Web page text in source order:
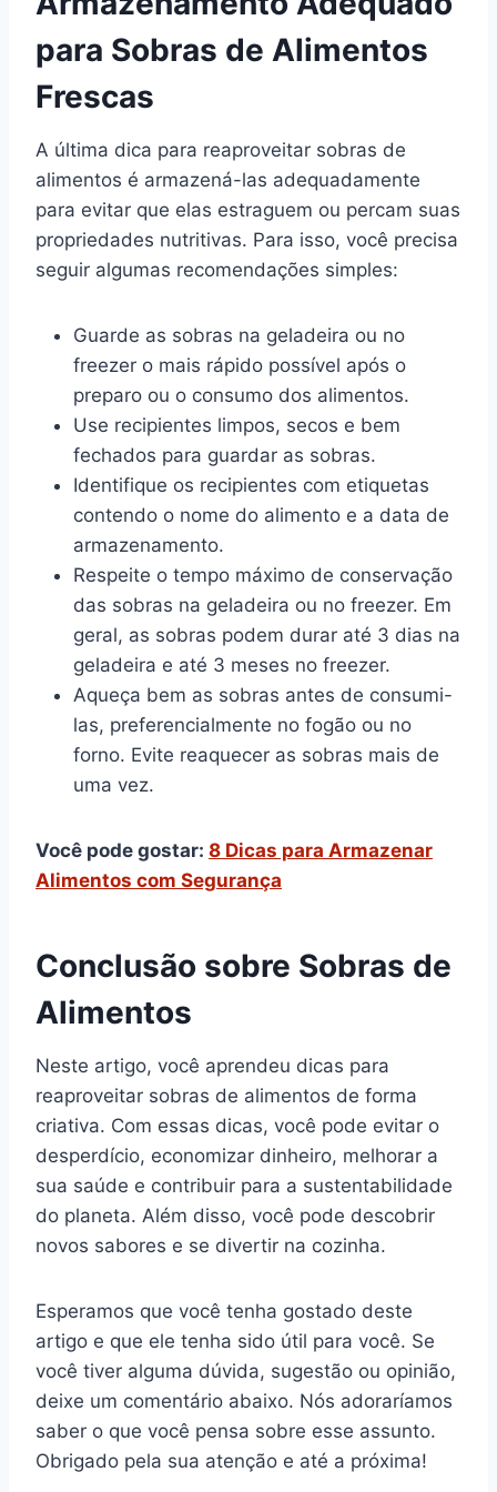
para Sobras de Alimentos
Frescas
A última dica para reaproveitar sobras de
alimentos é armazená-las adequadamente
para evitar que elas estraguem ou percam suas
propriedades nutritivas. Para isso, você precisa
seguir algumas recomendações simples:
Guarde as sobras na geladeira ou no
freezer o mais rápido possível após o
preparo ou o consumo dos alimentos.
Use recipientes limpos, secos e bem
fechados para guardar as sobras.
Identifique os recipientes com etiquetas
contendo o nome do alimento e a data de
armazenamento.
Respeite o tempo máximo de conservação
das sobras na geladeira ou no freezer. Em
geral, as sobras podem durar até 3 dias na
geladeira e até 3 meses no freezer.
Aqueça bem as sobras antes de consumi-
las, preferencialmente no fogão ou no
forno. Evite reaquecer as sobras mais de
uma vez.
Você pode gostar: 8 Dicas para Armazenar
Alimentos com Segurança
Conclusão sobre Sobras de
Alimentos
Neste artigo, você aprendeu dicas para
reaproveitar sobras de alimentos de forma
criativa. Com essas dicas, você pode evitar o
desperdício, economizar dinheiro, melhorar a
sua saúde e contribuir para a sustentabilidade
do planeta. Além disso, você pode descobrir
novos sabores e se divertir na cozinha.
Esperamos que você tenha gostado deste
artigo e que ele tenha sido útil para você. Se
você tiver alguma dúvida, sugestão ou opinião,
deixe um comentário abaixo. Nós adoraríamos
saber o que você pensa sobre esse assunto.
Obrigado pela sua atenção e até a próxima!